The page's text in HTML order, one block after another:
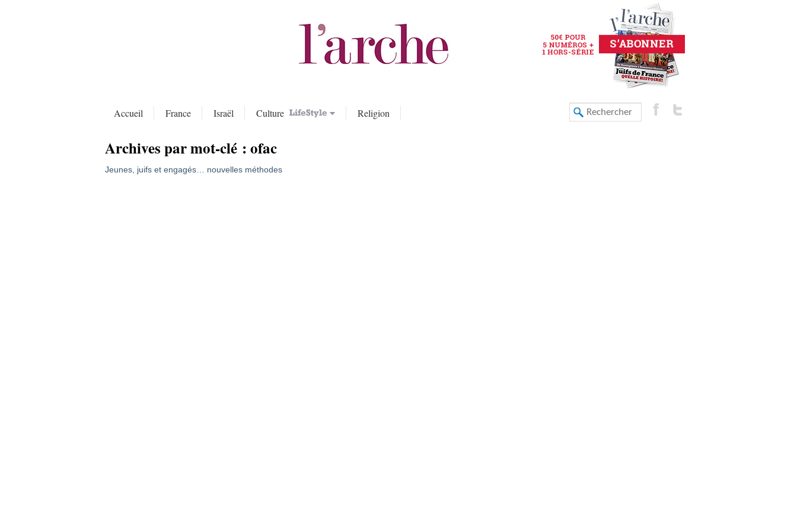
Accueil France Israël Culture Religion
Archives par mot-clé :ofac
Jeunes, juifs et engagés… nouvelles méthodes